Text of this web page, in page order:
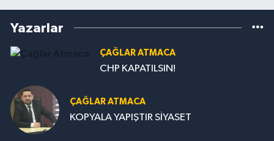
Yazarlar
ÇAĞLAR ATMACA
CHP KAPATILSIN!
ÇAĞLAR ATMACA
KOPYALA YAPIŞTIR SİYASET